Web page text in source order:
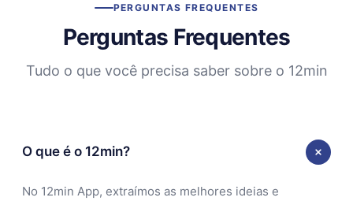
PERGUNTAS FREQUENTES
Perguntas Frequentes
Tudo o que você precisa saber sobre o 12min
O que é o 12min?
No 12min App, extraímos as melhores ideias e